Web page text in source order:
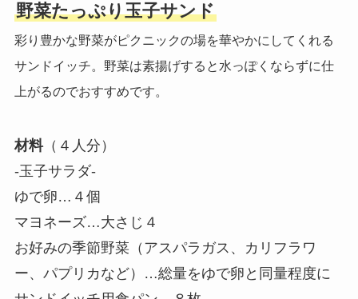
野菜たっぷり玉子サンド
彩り豊かな野菜がピクニックの場を華やかにしてくれる
サンドイッチ。野菜は素揚げすると水っぽくならずに仕
上がるのでおすすめです。
材料（４人分）
-玉子サラダ-
ゆで卵…４個
マヨネーズ…大さじ４
お好みの季節野菜（アスパラガス、カリフラワ
ー、パプリカなど）…総量をゆで卵と同量程度に